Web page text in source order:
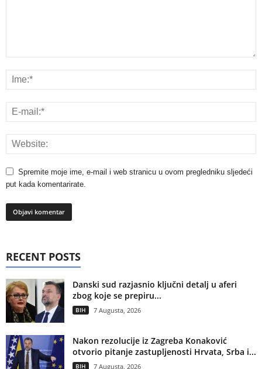
Spremite moje ime, e-mail i web stranicu u ovom pregledniku sljedeći
put kada komentarirate.
RECENT POSTS
Danski sud razjasnio ključni detalj u aferi
zbog koje se prepiru...
BIH 7 Augusta, 2026
Nakon rezolucije iz Zagreba Konaković
otvorio pitanje zastupljenosti Hrvata, Srba i...
BIH 7 Augusta, 2026